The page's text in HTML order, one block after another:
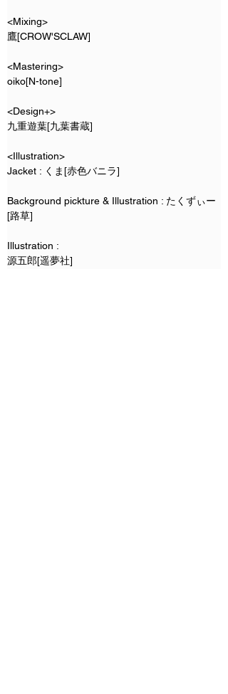
<Mixing>
鷹[CROW'SCLAW]
<Mastering>
oiko[N-tone]
<Design+>
九重遊葉[九葉書蔵]
<Illustration>
Jacket : くま[赤色バニラ]
Background pickture & Illustration : たくずぃー
[路草]
Illustration :
源五郎[遥夢社]